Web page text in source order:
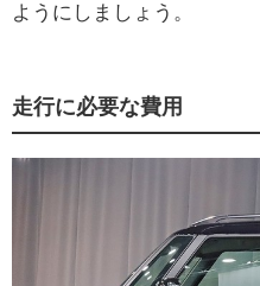
ようにしましょう。
走行に必要な費用